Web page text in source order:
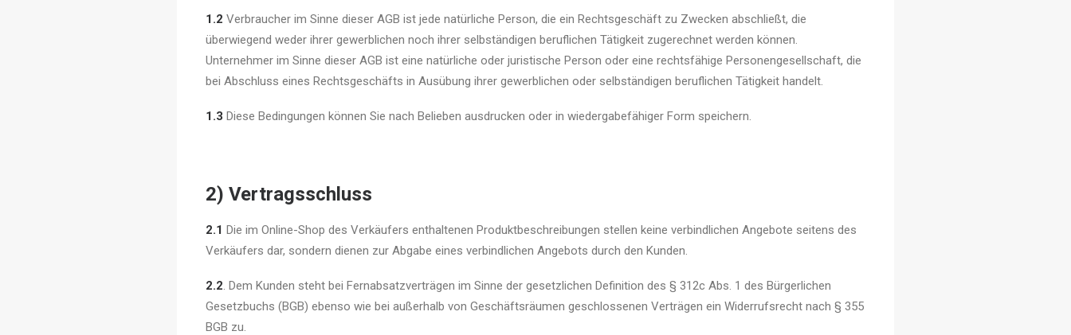
1.2 Verbraucher im Sinne dieser AGB ist jede natürliche Person, die ein Rechtsgeschäft zu Zwecken abschließt, die
überwiegend weder ihrer gewerblichen noch ihrer selbständigen beruflichen Tätigkeit zugerechnet werden können.
Unternehmer im Sinne dieser AGB ist eine natürliche oder juristische Person oder eine rechtsfähige Personengesellschaft, die
bei Abschluss eines Rechtsgeschäfts in Ausübung ihrer gewerblichen oder selbständigen beruflichen Tätigkeit handelt.
1.3 Diese Bedingungen können Sie nach Belieben ausdrucken oder in wiedergabefähiger Form speichern.
2) Vertragsschluss
2.1 Die im Online-Shop des Verkäufers enthaltenen Produktbeschreibungen stellen keine verbindlichen Angebote seitens des
Verkäufers dar, sondern dienen zur Abgabe eines verbindlichen Angebots durch den Kunden.
2.2. Dem Kunden steht bei Fernabsatzverträgen im Sinne der gesetzlichen Definition des § 312c Abs. 1 des Bürgerlichen
Gesetzbuchs (BGB) ebenso wie bei außerhalb von Geschäftsräumen geschlossenen Verträgen ein Widerrufsrecht nach § 355
BGB zu.